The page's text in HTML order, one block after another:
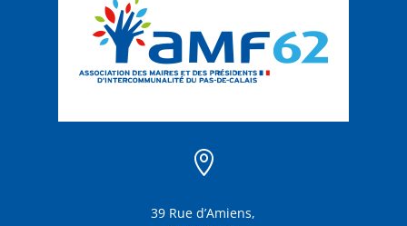

39 Rue d’Amiens,